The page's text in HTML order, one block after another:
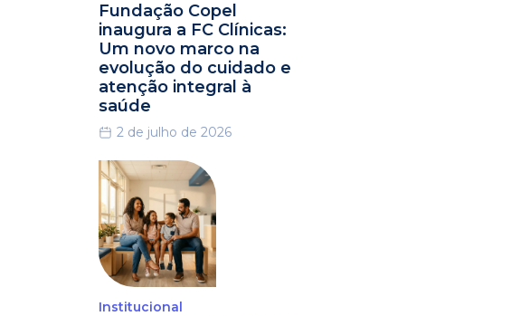
Fundação Copel
inaugura a FC Clínicas:
Um novo marco na
evolução do cuidado e
atenção integral à
saúde
2 de julho de 2026
Institucional